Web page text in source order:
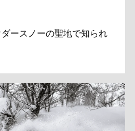
ースノーの聖地で知られ